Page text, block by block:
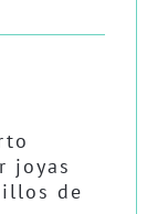
joyas
de